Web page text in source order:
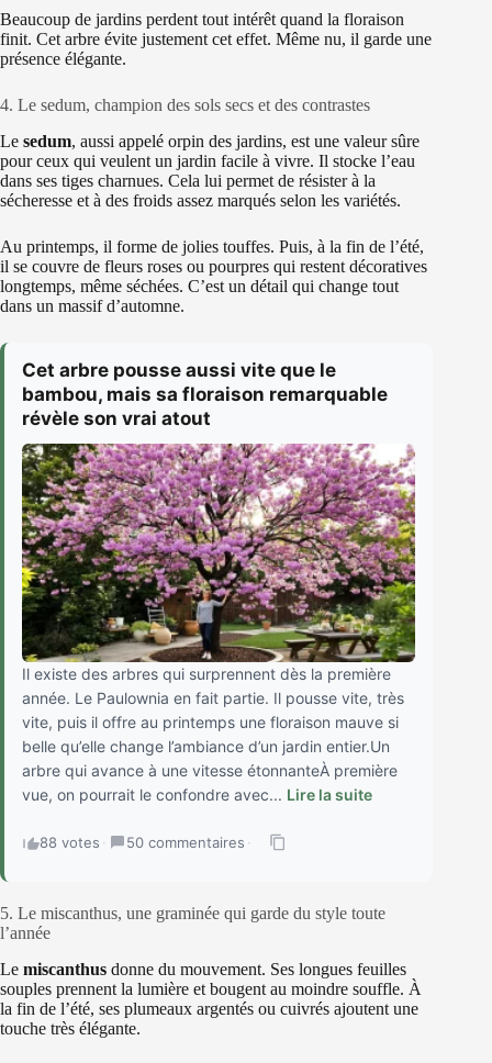
Beaucoup de jardins perdent tout intérêt quand la floraison
finit. Cet arbre évite justement cet effet. Même nu, il garde une
présence élégante.
4. Le sedum, champion des sols secs et des contrastes
Le sedum, aussi appelé orpin des jardins, est une valeur sûre
pour ceux qui veulent un jardin facile à vivre. Il stocke l’eau
dans ses tiges charnues. Cela lui permet de résister à la
sécheresse et à des froids assez marqués selon les variétés.
Au printemps, il forme de jolies touffes. Puis, à la fin de l’été,
il se couvre de fleurs roses ou pourpres qui restent décoratives
longtemps, même séchées. C’est un détail qui change tout
dans un massif d’automne.
Cet arbre pousse aussi vite que le
bambou, mais sa floraison remarquable
révèle son vrai atout
Il existe des arbres qui surprennent dès la première
année. Le Paulownia en fait partie. Il pousse vite, très
vite, puis il offre au printemps une floraison mauve si
belle qu’elle change l’ambiance d’un jardin entier.Un
arbre qui avance à une vitesse étonnanteÀ première
vue, on pourrait le confondre avec... Lire la suite
88 votes · 50 commentaires ·
5. Le miscanthus, une graminée qui garde du style toute
l’année
Le miscanthus donne du mouvement. Ses longues feuilles
souples prennent la lumière et bougent au moindre souffle. À
la fin de l’été, ses plumeaux argentés ou cuivrés ajoutent une
touche très élégante.